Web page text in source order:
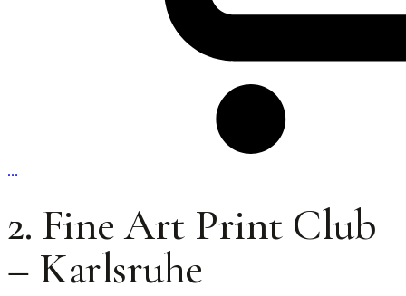
…
2. Fine Art Print Club
– Karlsruhe